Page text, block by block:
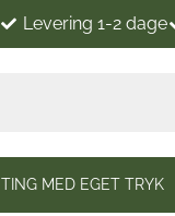
Levering 1-2 dage
TING MED EGET TRYK